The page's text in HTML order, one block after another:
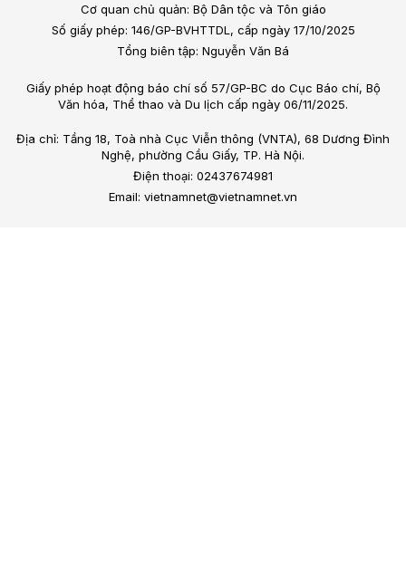
Cơ quan chủ quản: Bộ Dân tộc và Tôn giáo
Số giấy phép: 146/GP-BVHTTDL, cấp ngày 17/10/2025
Tổng biên tập: Nguyễn Văn Bá
Giấy phép hoạt động báo chí số 57/GP-BC do Cục Báo chí, Bộ
Văn hóa, Thể thao và Du lịch cấp ngày 06/11/2025.
Địa chỉ: Tầng 18, Toà nhà Cục Viễn thông (VNTA), 68 Dương Đình
Nghệ, phường Cầu Giấy, TP. Hà Nội.
Điện thoại: 02437674981
Email: vietnamnet@vietnamnet.vn